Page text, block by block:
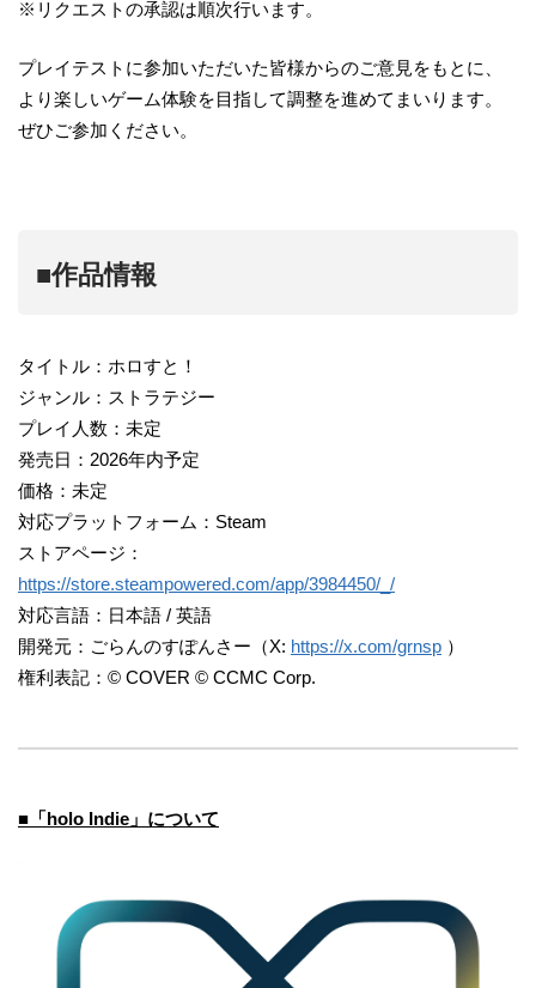
※リクエストの承認は順次行います。
プレイテストに参加いただいた皆様からのご意見をもとに、
より楽しいゲーム体験を目指して調整を進めてまいります。
ぜひご参加ください。
■作品情報
タイトル：ホロすと！
ジャンル：ストラテジー
プレイ人数：未定
発売日：2026年内予定
価格：未定
対応プラットフォーム：Steam
ストアページ：
https://store.steampowered.com/app/3984450/_/
対応言語：日本語 / 英語
開発元：ごらんのすぽんさー（X: https://x.com/grnsp ）
権利表記：© COVER © CCMC Corp.
■「holo Indie」について